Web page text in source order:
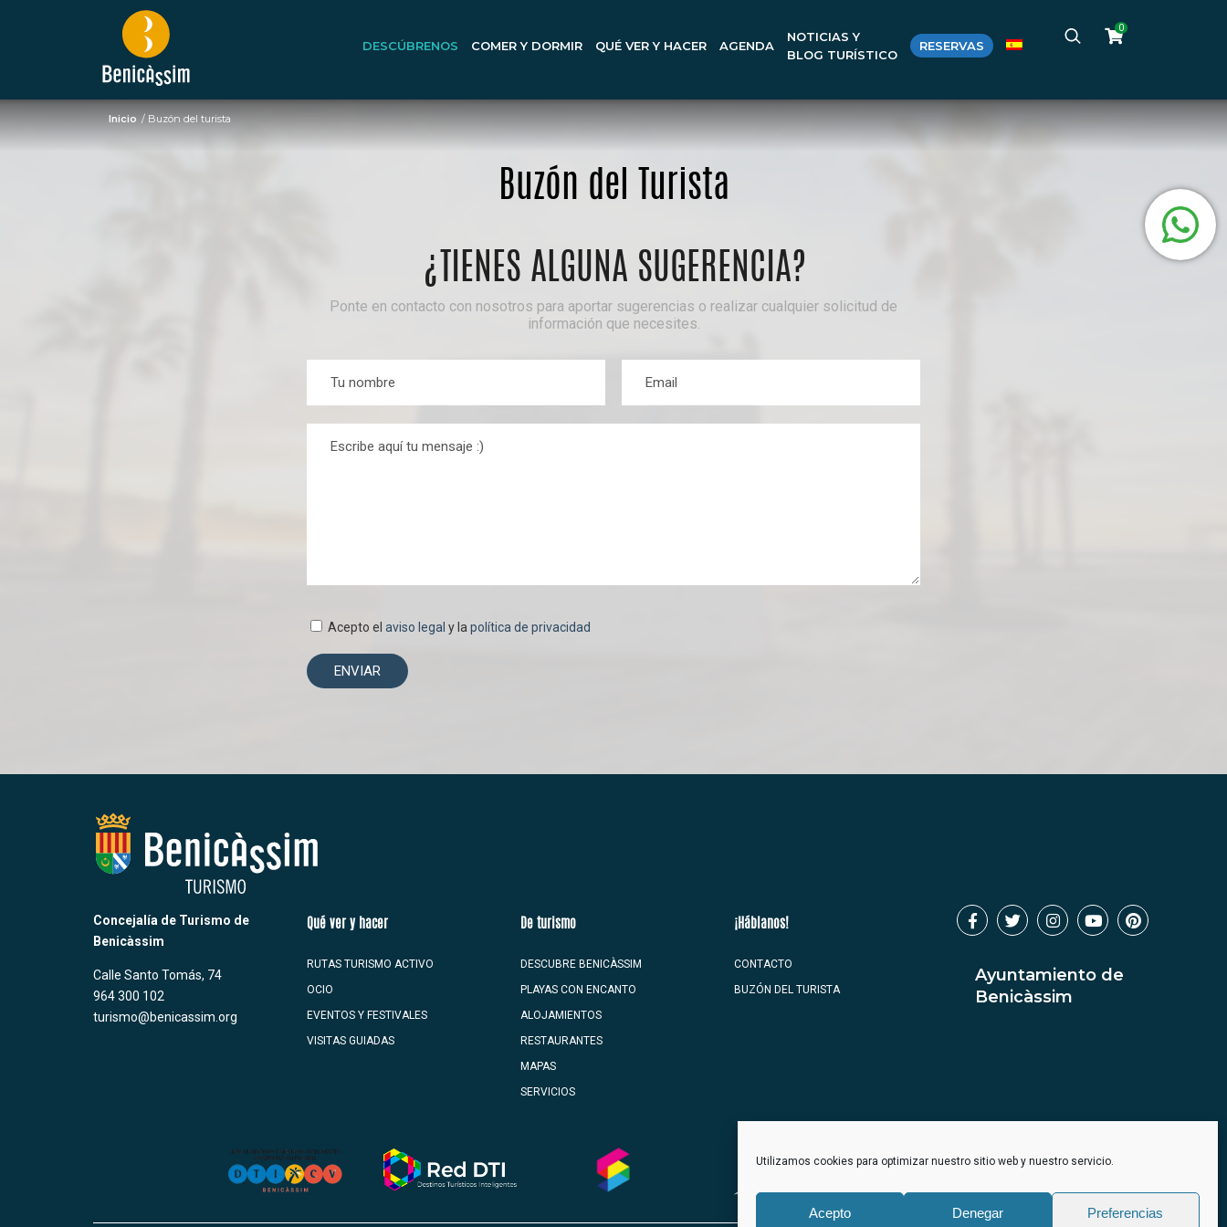
Utilizamos cookies para optimizar nuestro sitio web y nuestro servicio.
Acepto Denegar Preferencias
DESCÚBRENOS COMER Y DORMIR QUÉ VER Y HACER AGENDA
NOTICIAS Y
BLOG TURÍSTICO
RESERVAS
0
Inicio / Buzón del turista
Buzón del Turista
¿TIENES ALGUNA SUGERENCIA?
Ponte en contacto con nosotros para aportar sugerencias o realizar cualquier solicitud de
información que necesites.
Acepto el aviso legal y la política de privacidad
Concejalía de Turismo de
Benicàssim
Calle Santo Tomás, 74
964 300 102
turismo@benicassim.org
Qué ver y hacer
RUTAS TURISMO ACTIVO
OCIO
EVENTOS Y FESTIVALES
VISITAS GUIADAS
De turismo
DESCUBRE BENICÀSSIM
PLAYAS CON ENCANTO
ALOJAMIENTOS
RESTAURANTES
MAPAS
SERVICIOS
¡Háblanos!
CONTACTO
BUZÓN DEL TURISTA
Ayuntamiento de
Benicàssim